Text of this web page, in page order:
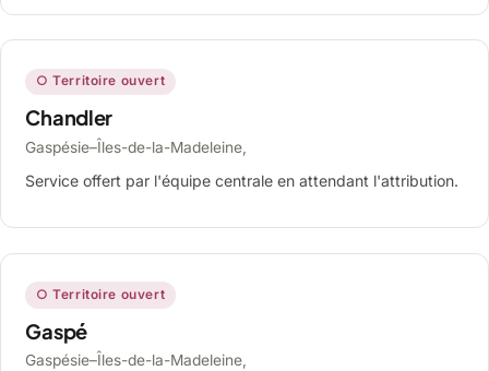
○ Territoire ouvert
Chandler
Gaspésie–Îles-de-la-Madeleine,
Service offert par l'équipe centrale en attendant l'attribution.
○ Territoire ouvert
Gaspé
Gaspésie–Îles-de-la-Madeleine,